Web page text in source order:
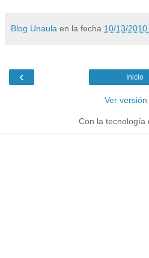
Blog Unaula en la fecha 10/13/2010
‹ Inicio
Ver versión
Con la tecnología